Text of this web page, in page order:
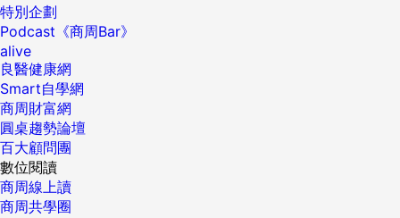
特別企劃
Podcast《商周Bar》
alive
良醫健康網
Smart自學網
商周財富網
圓桌趨勢論壇
百大顧問團
數位閱讀
商周線上讀
商周共學圈